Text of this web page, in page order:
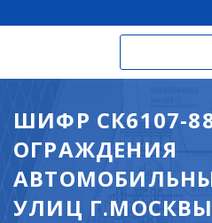
ШИФР СК6107-
ОГРАЖДЕНИЯ
УЛИЦ Г.МОСКВЫ